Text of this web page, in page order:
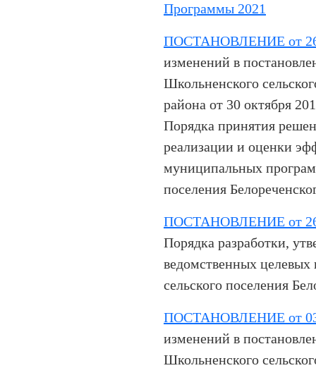
Программы 2021
ПОСТАНОВЛЕНИЕ от
изменений в
Школьненского
района от 30 октября
Порядка принятия
реализации и оценки
муниципальных
поселения
ПОСТАНОВЛЕНИЕ от
Порядка разработки,
ведомственных
сельского поселения
ПОСТАНОВЛЕНИЕ от
изменений в
Школьненского